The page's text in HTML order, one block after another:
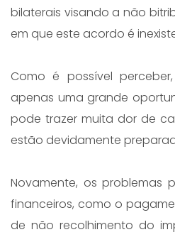
bilaterais visando a não
em que este acordo é
Como é possível
apenas uma grande
pode trazer muita dor de
estão devidamente
Novamente, os problemas
financeiros, como o
de não recolhimento do